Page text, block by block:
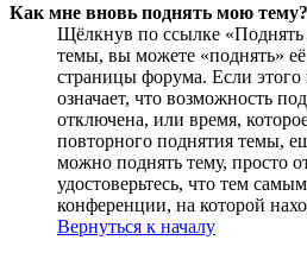
Как мне вновь поднять мою тему?
Щёлкнув по ссылке «Поднять
темы, вы можете «поднять»
страницы форума. Если этого
означает, что возможность
отключена, или время,
повторного поднятия темы,
можно поднять тему, просто
удостоверьтесь, что тем
конференции, на которой
Вернуться к началу